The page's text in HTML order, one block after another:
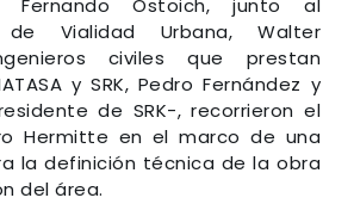
Fernando Ostoich, junto al
de Vialidad Urbana, Walter
civiles que prestan
y SRK, Pedro Fernández y
de SRK-, recorrieron el
Hermitte en el marco de una
la definición técnica de la obra
del área.